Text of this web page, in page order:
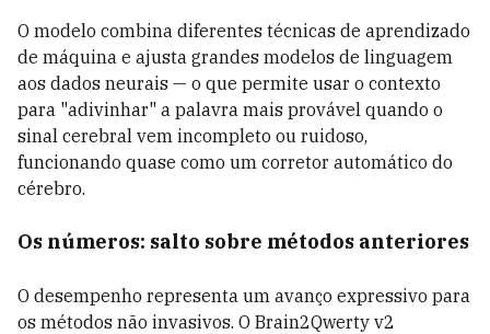
O modelo combina diferentes técnicas de aprendizado
de máquina e ajusta grandes modelos de linguagem
aos dados neurais — o que permite usar o contexto
para "adivinhar" a palavra mais provável quando o
sinal cerebral vem incompleto ou ruidoso,
funcionando quase como um corretor automático do
cérebro.
Os números: salto sobre métodos anteriores
O desempenho representa um avanço expressivo para
os métodos não invasivos. O Brain2Qwerty v2